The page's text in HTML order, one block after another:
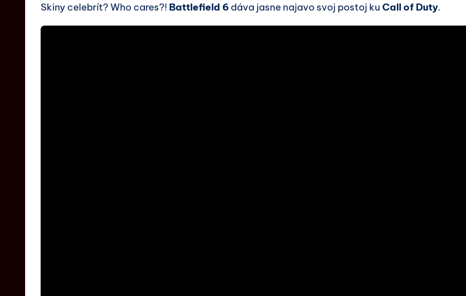
Skiny celebrít? Who cares?! Battlefield 6 dáva jasne najavo svoj postoj ku Call of Duty.